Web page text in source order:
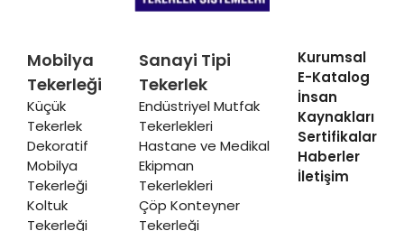
Mobilya
Tekerleği
Küçük
Tekerlek
Dekoratif
Mobilya
Tekerleği
Koltuk
Tekerleği
Sanayi Tipi
Tekerlek
Endüstriyel Mutfak
Tekerlekleri
Hastane ve Medikal
Ekipman
Tekerlekleri
Çöp Konteyner
Tekerleği
Kurumsal
E-Katalog
İnsan
Kaynakları
Sertifikalar
Haberler
İletişim